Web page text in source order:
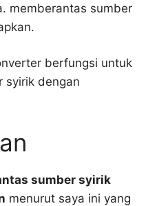
memberantas sumber
berfungsi untuk
syirik dengan
sumber syirik
menurut saya ini yang